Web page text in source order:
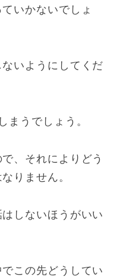
いかないでしょ
いようにしてくだ
まうでしょう。
、それによりどう
りません。
しないほうがいい
この先どうしてい